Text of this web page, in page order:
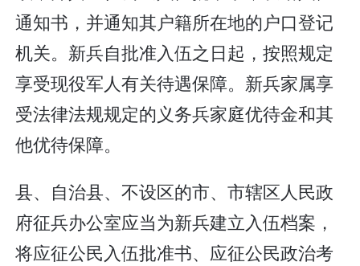
通知书，并通知其户籍所在地的户口登记
机关。新兵自批准入伍之日起，按照规定
享受现役军人有关待遇保障。新兵家属享
受法律法规规定的义务兵家庭优待金和其
他优待保障。
县、自治县、不设区的市、市辖区人民政
府征兵办公室应当为新兵建立入伍档案，
将应征公民入伍批准书、应征公民政治考